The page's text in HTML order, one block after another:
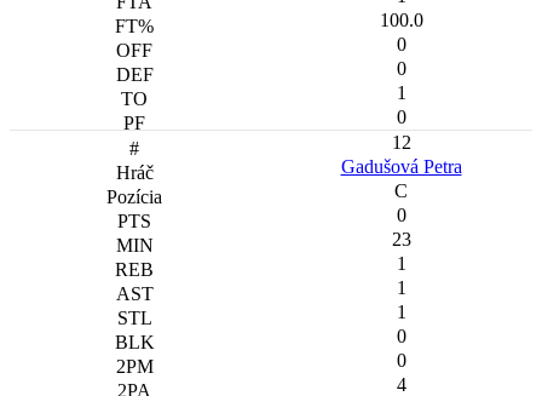
100.0
0
0
1
0
12
Gadušová Petra
C
0
23
1
1
1
0
0
4